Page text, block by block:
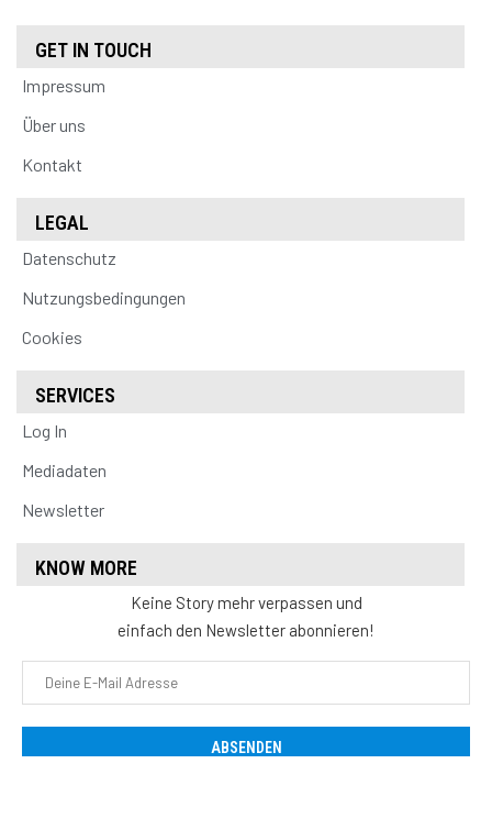
GET IN TOUCH
Impressum
Über uns
Kontakt
LEGAL
Datenschutz
Nutzungsbedingungen
Cookies
SERVICES
Log In
Mediadaten
Newsletter
KNOW MORE
Keine Story mehr verpassen und
einfach den Newsletter abonnieren!